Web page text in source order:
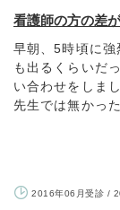
看護師の方の差
早朝、5時頃に
も出るくらいだ
い合わせをしま
先生では無かっ
2016年06月受診 /